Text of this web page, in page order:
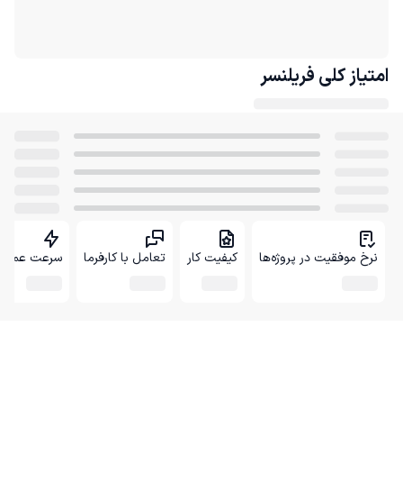
امتیاز کلی فریلنسر
نرخ موفقیت در پروژه‌ها کیفیت کار تعامل با کارفرما سرعت عمل